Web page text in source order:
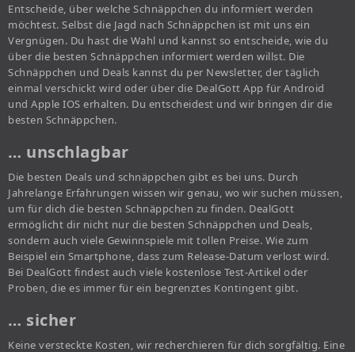
Entscheide, über welche Schnäppchen du informiert werden
möchtest. Selbst die Jagd nach Schnäppchen ist mit uns ein
Vergnügen. Du hast die Wahl und kannst so entscheide, wie du
über die besten Schnäppchen informiert werden willst. Die
Schnäppchen und Deals kannst du per Newsletter, der täglich
einmal verschickt wird oder über die DealGott App für Android
und Apple IOS erhalten. Du entscheidest und wir bringen dir die
besten Schnäppchen.
… unschlagbar
Die besten Deals und schnäppchen gibt es bei uns. Durch
Jahrelange Erfahrungen wissen wir genau, wo wir suchen müssen,
um für dich die besten Schnäppchen zu finden. DealGott
ermöglicht dir nicht nur die besten Schnäppchen und Deals,
sondern auch viele Gewinnspiele mit tollen Preise. Wie zum
Beispiel ein Smartphone, dass zum Release-Datum verlost wird.
Bei DealGott findest auch viele kostenlose Test-Artikel oder
Proben, die es immer für ein begrenztes Kontingent gibt.
… sicher
Keine versteckte Kosten, wir recherchieren für dich sorgfältig. Eine